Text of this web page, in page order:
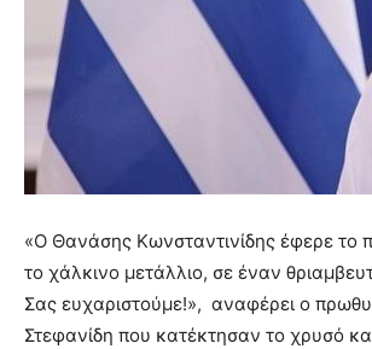
«Ο Θανάσης Κωνσταντινίδης έφερε το
το χάλκινο μετάλλιο, σε έναν
Σας ευχαριστούμε!», αναφέρει ο
Στεφανίδη που κατέκτησαν το χρυσό